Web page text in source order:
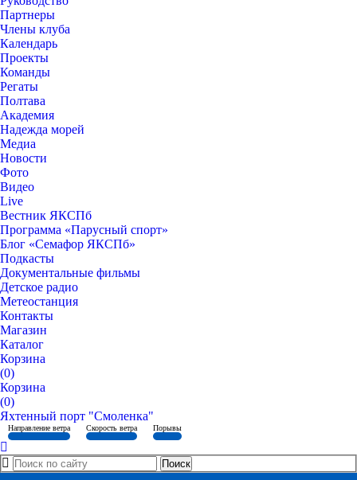
Партнеры
Члены клуба
Календарь
Проекты
Команды
Регаты
Полтава
Академия
Надежда морей
Медиа
Новости
Фото
Видео
Live
Вестник ЯКСПб
Программа «Парусный спорт»
Блог «Семафор ЯКСПб»
Подкасты
Документальные фильмы
Детское радио
Метеостанция
Контакты
Магазин
Каталог
Корзина
(0)
Корзина
(0)
Яхтенный порт "Смоленка"
Направление ветра Скорость ветра Порывы